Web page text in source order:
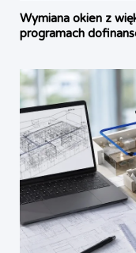
Wymiana okien z
programach